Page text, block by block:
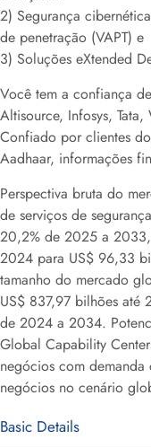
2) Segurança
de penetração (VAPT) e
3) Soluções eXtended
Você tem a confiança
Altisource, Infosys,
Confiado por clientes
Aadhaar, informações
Perspectiva bruta do
de serviços de
20,2% de 2025 a
2024 para US$ 96,33
tamanho do mercado
US$ 837,97 bilhões até
de 2024 a 2034.
Global Capability
negócios com
negócios no cenário
Basic Details